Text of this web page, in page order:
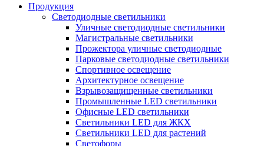
Продукция
Светодиодные светильники
Уличные светодиодные светильники
Магистральные светильники
Прожектора уличные светодиодные
Парковые светодиодные светильники
Спортивное освещение
Архитектурное освещение
Взрывозащищенные светильники
Промышленные LED светильники
Офисные LED светильники
Cветильники LED для ЖКХ
Светильники LED для растений
Светофоры